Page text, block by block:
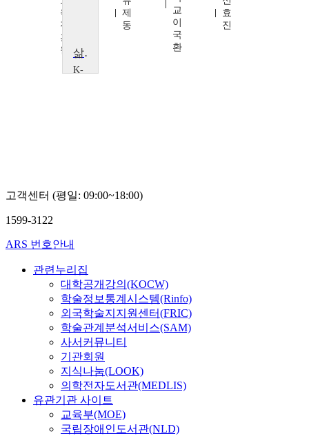
육
진
흥
원
정
윤
제
동
교
이
국
환
효
진
삶과 교육
K-
고객센터 (평일: 09:00~18:00)
1599-3122
ARS 번호안내
관련누리집
대학공개강의(KOCW)
학술정보통계시스템(Rinfo)
외국학술지지원센터(FRIC)
학술관계분석서비스(SAM)
사서커뮤니티
기관회원
지식나눔(LOOK)
의학전자도서관(MEDLIS)
유관기관 사이트
교육부(MOE)
국립장애인도서관(NLD)